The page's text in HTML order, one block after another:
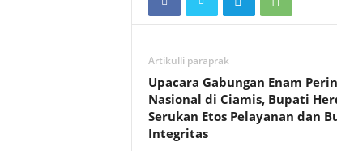
Artikulli paraprak
Upacara Gabungan Enam
Nasional di Ciamis, Bupati
Serukan Etos Pelayanan dan
Integritas